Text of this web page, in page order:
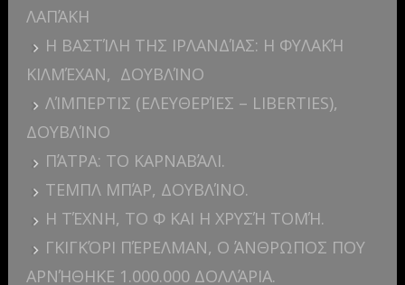
ΛΑΠΆΚΗ
Η ΒΑΣΤΊΛΗ ΤΗΣ ΙΡΛΑΝΔΊΑΣ: Η ΦΥΛΑΚΉ
ΚΙΛΜΈΧΑΝ, ΔΟΥΒΛΊΝΟ
ΛΊΜΠΕΡΤΙΣ (ΕΛΕΥΘΕΡΊΕΣ – LIBERTIES),
ΔΟΥΒΛΊΝΟ
ΠΆΤΡΑ: ΤΟ ΚΑΡΝΑΒΆΛΙ.
ΤΕΜΠΛ ΜΠΆΡ, ΔΟΥΒΛΊΝΟ.
Η ΤΈΧΝΗ, ΤΟ Φ ΚΑΙ Η ΧΡΥΣΉ ΤΟΜΉ.
ΓΚΙΓΚΌΡΙ ΠΈΡΕΛΜΑΝ, Ο ΆΝΘΡΩΠΟΣ ΠΟΥ
ΑΡΝΉΘΗΚΕ 1.000.000 ΔΟΛΛΆΡΙΑ.